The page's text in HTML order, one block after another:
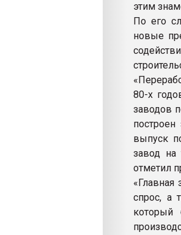
этим
По его
новые
80-х
заводов
выпуск
завод на
отметил
«Главная
спрос, а
который